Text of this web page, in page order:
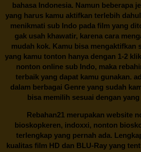
bahasa Indonesia. Namun beberapa
yang harus kamu aktifkan terlebih
menikmati sub Indo pada film yang
gak usah khawatir, karena cara
mudah kok. Kamu bisa mengaktifkan
yang kamu tonton hanya dengan 1-2
nonton online sub Indo, maka
terbaik yang dapat kamu gunakan.
dalam berbagai Genre yang sudah
bisa memilih sesuai dengan
Rebahan21 merupakan website
bioskopkeren, indoxxi, nonton
terlengkap yang pernah ada.
kualitas film HD dan BLU-Ray yang